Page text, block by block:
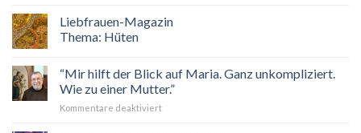
sind
eingeladen!
Liebfrauen-Magazin
Thema: Hüten
“Mir hilft der Blick auf Maria. Ganz unkompliziert.
Wie zu einer Mutter.”
Kommentare deaktiviertfür